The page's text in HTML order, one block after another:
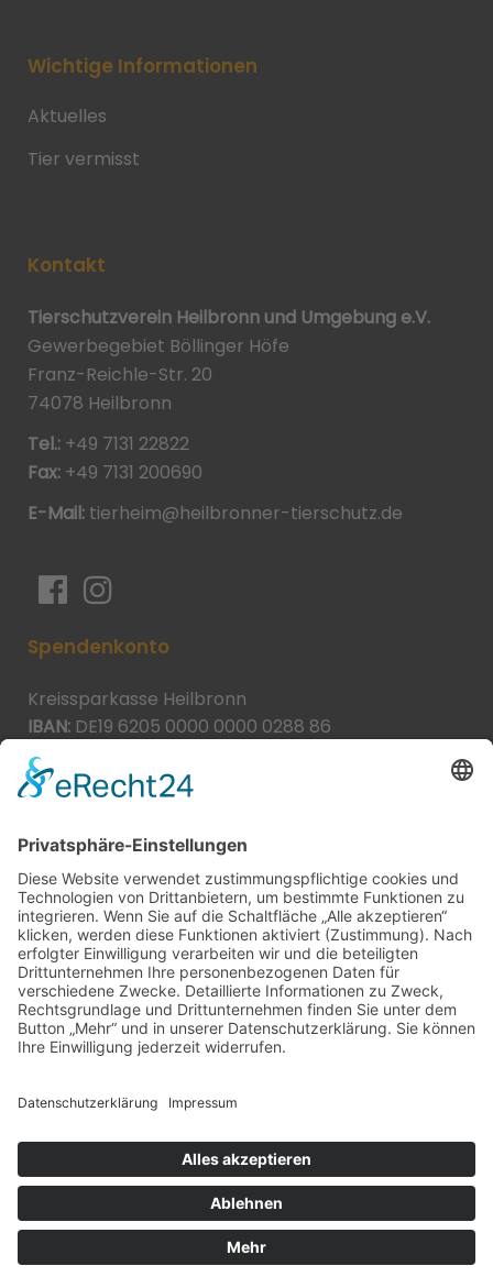
Wichtige Informationen
Aktuelles
Tier vermisst
Kontakt
Tierschutzverein Heilbronn und Umgebung e.V.
Gewerbegebiet Böllinger Höfe
Franz-Reichle-Str. 20
74078 Heilbronn
Tel.: +49 7131 22822
Fax: +49 7131 200690
E-Mail: tierheim@heilbronner-tierschutz.de
Spendenkonto
Kreissparkasse Heilbronn
IBAN: DE19 6205 0000 0000 0288 86
BIC:
Spende direkt via PayPal
JETZT SPENDEN
paypal@heilbronner-tierschutz.de
© 2021Systemhaus JOAM
Datenschutzerklärung
Impressum